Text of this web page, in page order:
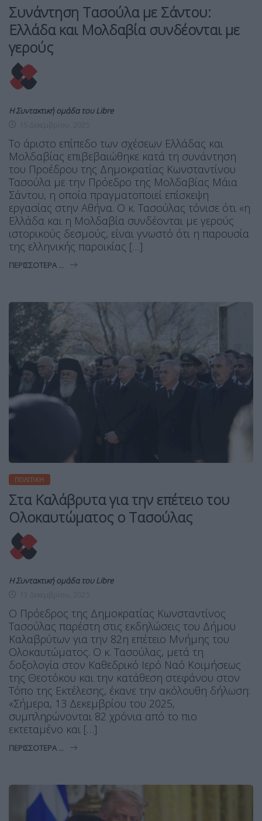
Συνάντηση Τασούλα με Σάντου:
Ελλάδα και Μολδαβία συνδέονται με
γερούς
Η Συντακτική ομάδα του Libre
Το άριστο επίπεδο των σχέσεων Ελλάδας και
Μολδαβίας επιβεβαιώθηκε κατά τη συνάντηση
του Προέδρου της Δημοκρατίας Κωνσταντίνου
Τασούλα με την Πρόεδρο της Μολδαβίας Μάια
Σάντου, η οποία πραγματοποιεί επίσκεψη
εργασίας στην Αθήνα. Ο κ. Τασούλας τόνισε ότι «η
Ελλάδα και η Μολδαβία συνδέονται με γερούς
ιστορικούς δεσμούς, είναι γνωστό ότι η παρουσία
της ελληνικής παροικίας […]
ΠΕΡΙΣΣΌΤΕΡΑ ...
ΠΟΛΙΤΙΚΉ
Στα Καλάβρυτα για την επέτειο του
Ολοκαυτώματος ο Τασούλας
Η Συντακτική ομάδα του Libre
Ο Πρόεδρος της Δημοκρατίας Κωνσταντίνος
Τασούλας παρέστη στις εκδηλώσεις του Δήμου
Καλαβρύτων για την 82η επέτειο Μνήμης του
Ολοκαυτώματος. Ο κ. Τασούλας, μετά τη
δοξολογία στον Καθεδρικό Ιερό Ναό Κοιμήσεως
της Θεοτόκου και την κατάθεση στεφάνου στον
Τόπο της Εκτέλεσης, έκανε την ακόλουθη δήλωση:
«Σήμερα, 13 Δεκεμβρίου του 2025,
συμπληρώνονται 82 χρόνια από το πιο
εκτεταμένο και […]
ΠΕΡΙΣΣΌΤΕΡΑ ...